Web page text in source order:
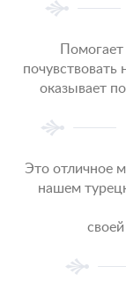
почувствовать
оказывает
Это отличное
нашем